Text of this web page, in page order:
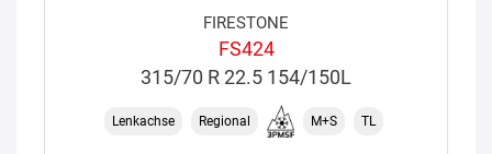
FIRESTONE
FS424
315/70 R 22.5 154/150L
Lenkachse Regional M+S TL